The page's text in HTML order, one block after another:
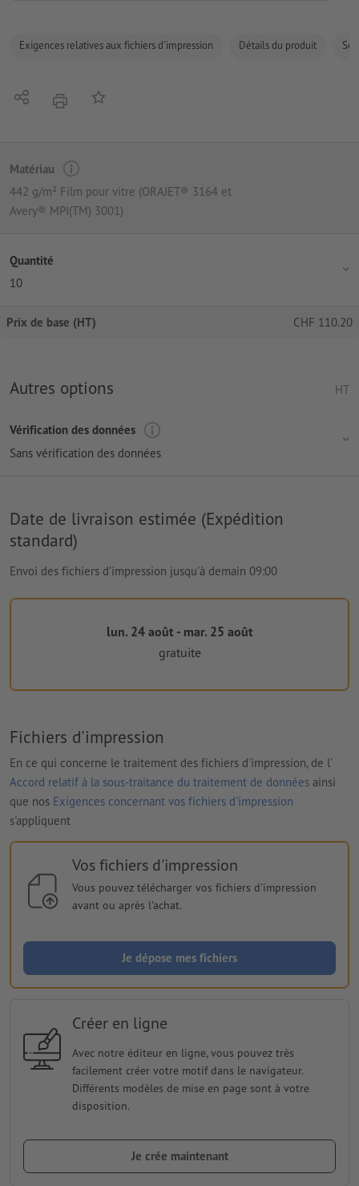
Exigences relatives aux fichiers d'impression Détails du produit
PartagerimprimerAjouter à liste d'article
Matériau
442 g/m² Film pour vitre (ORAJET® 3164 et
Avery® MPI(TM) 3001)
Quantité
10
Prix de base (HT) CHF 110.20
Autres options HT
Vérification des données
Sans vérification des données
Date de livraison estimée (Expédition
standard)
Envoi des fichiers d'impression jusqu'à demain 09:00
lun. 24 août - mar. 25 août
gratuite
Fichiers d'impression
En ce qui concerne le traitement des fichiers d'impression, de l'
Accord relatif à la sous-traitance du traitement de données ainsi
que nos Exigences concernant vos fichiers d'impression
s'appliquent
Vos fichiers d'impression
Vous pouvez télécharger vos fichiers d'impression
avant ou après l'achat.
Je dépose mes fichiers
Créer en ligne
Avec notre éditeur en ligne, vous pouvez très
facilement créer votre motif dans le navigateur.
Différents modèles de mise en page sont à votre
disposition.
Je crée maintenant